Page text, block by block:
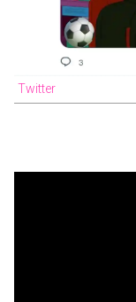
Twitter